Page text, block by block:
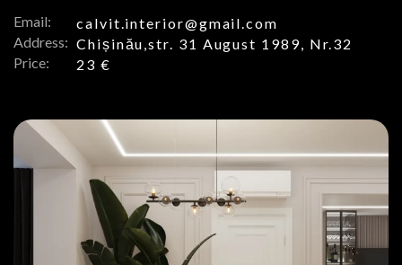
Email:
calvit.interior@gmail.com
Address: Chișinău,str. 31 August 1989, Nr.32
Price:
23 €